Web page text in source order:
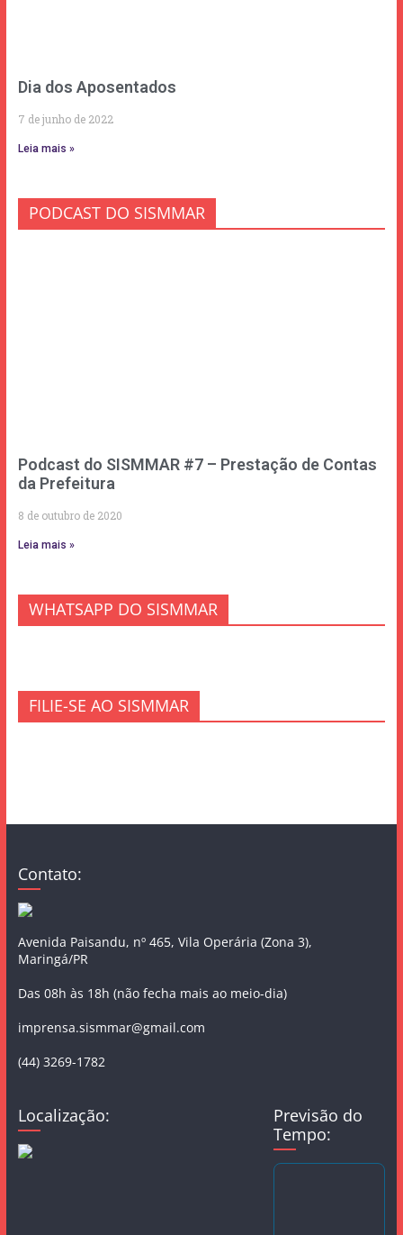
Dia dos Aposentados
7 de junho de 2022
Leia mais »
PODCAST DO SISMMAR
Podcast do SISMMAR #7 – Prestação de Contas
da Prefeitura
8 de outubro de 2020
Leia mais »
WHATSAPP DO SISMMAR
FILIE-SE AO SISMMAR
Contato:
Avenida Paisandu, nº 465, Vila Operária (Zona 3),
Maringá/PR
Das 08h às 18h (não fecha mais ao meio-dia)
imprensa.sismmar@gmail.com
(44) 3269-1782
Localização:
Previsão do
Tempo: